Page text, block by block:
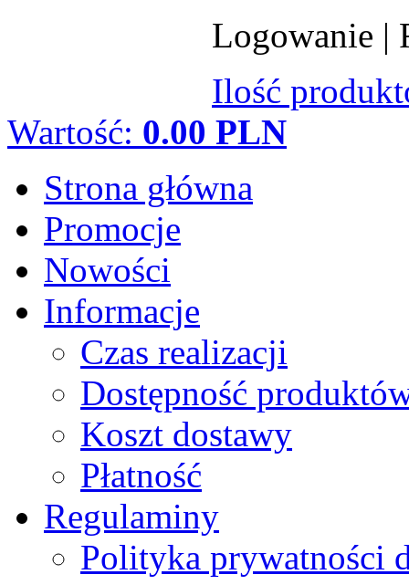
Logowanie |
Ilość
Wartość: 0.00 PLN
Strona główna
Promocje
Nowości
Informacje
Czas realizacji
Dostępność
Koszt dostawy
Płatność
Regulaminy
Polityka prywatności